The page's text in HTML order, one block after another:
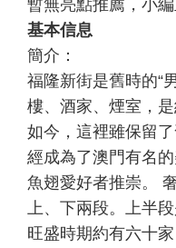
暫無亮點推薦，小
基本信息
簡介：
福隆新街是舊時的“
樓、酒家、煙室，
如今，這裡雖保留
經成為了澳門有名
魚翅愛好者推崇。
上、下兩段。上半
旺盛時期約有六十